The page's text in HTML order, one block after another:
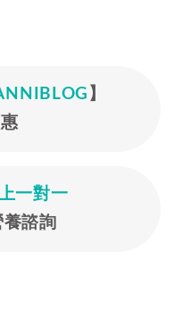
】
一對一
諮詢